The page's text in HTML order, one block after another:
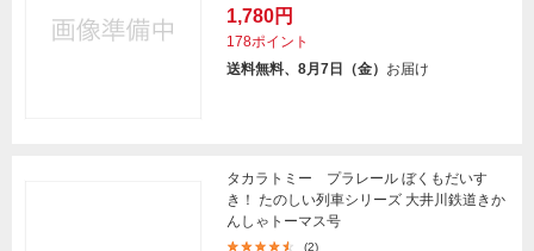
1,780円
178ポイント
送料無料、8月7日（金） お届け
タカラトミー プラレール ぼくもだいす
き！ たのしい列車シリーズ 大井川鉄道きか
んしゃトーマス号
(2)